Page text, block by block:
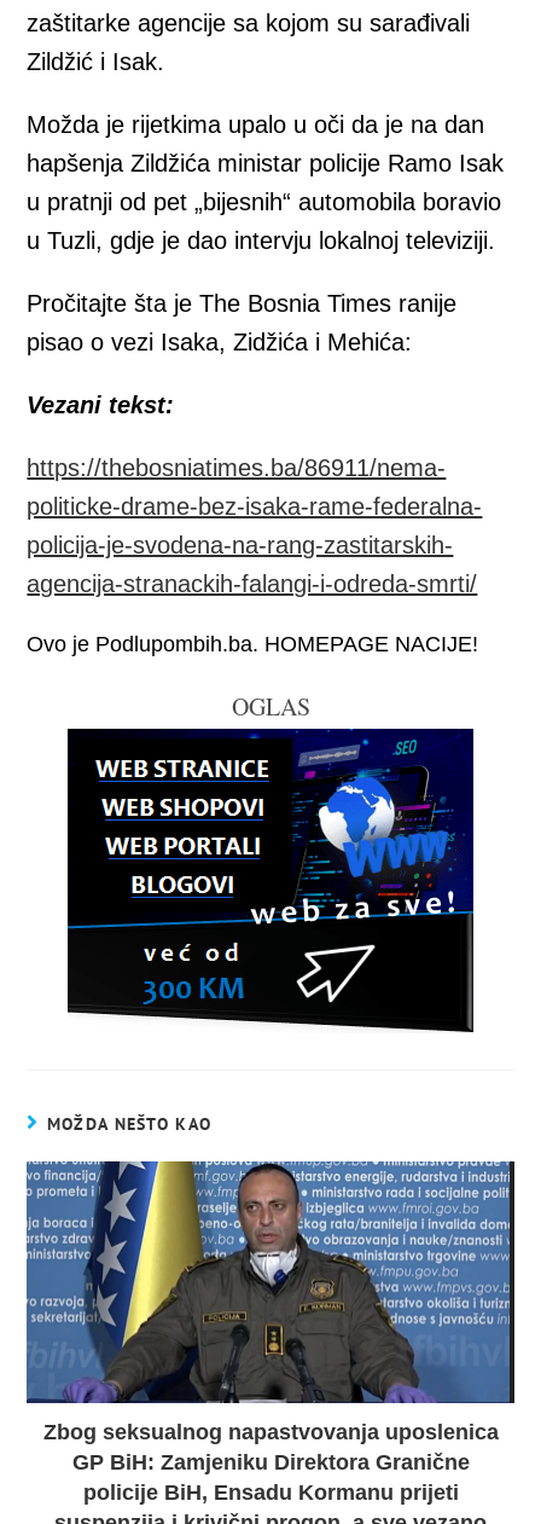
zaštitarke agencije sa kojom su sarađivali
Zildžić i Isak.
Možda je rijetkima upalo u oči da je na dan
hapšenja Zildžića ministar policije Ramo Isak
u pratnji od pet „bijesnih“ automobila boravio
u Tuzli, gdje je dao intervju lokalnoj televiziji.
Pročitajte šta je The Bosnia Times ranije
pisao o vezi Isaka, Zidžića i Mehića:
Vezani tekst:
https://thebosniatimes.ba/86911/nema-
politicke-drame-bez-isaka-rame-federalna-
policija-je-svodena-na-rang-zastitarskih-
agencija-stranackih-falangi-i-odreda-smrti/
Ovo je Podlupombih.ba. HOMEPAGE NACIJE!
OGLAS
MOŽDA NEŠTO KAO
Zbog seksualnog napastvovanja uposlenica
GP BiH: Zamjeniku Direktora Granične
policije BiH, Ensadu Kormanu prijeti